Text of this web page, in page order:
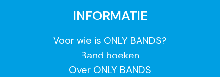
INFORMATIE
Voor wie is ONLY BANDS?
Band boeken
Over ONLY BANDS